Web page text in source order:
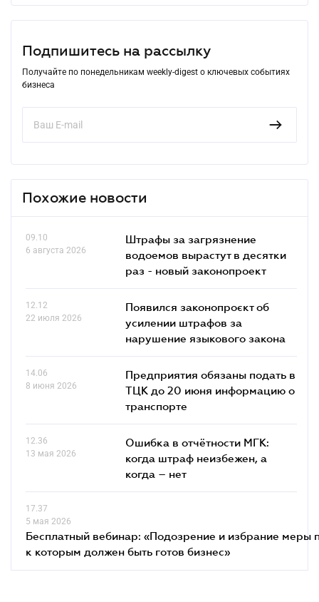
Подпишитесь на рассылку
Получайте по понедельникам weekly-digest о ключевых событиях
бизнеса
Похожие новости
09.10
6 августа 2026
Штрафы за загрязнение
водоемов вырастут в десятки
раз - новый законопроект
12.12
22 июля 2026
Появился законопроєкт об
усилении штрафов за
нарушение языкового закона
14.06
8 июня 2026
Предприятия обязаны подать в
ТЦК до 20 июня информацию о
транспорте
12.36
13 мая 2026
Ошибка в отчётности МГК:
когда штраф неизбежен, а
когда – нет
17.37
5 мая 2026
Бесплатный вебинар: «Подозрение и избрание меры
к которым должен быть готов бизнес»